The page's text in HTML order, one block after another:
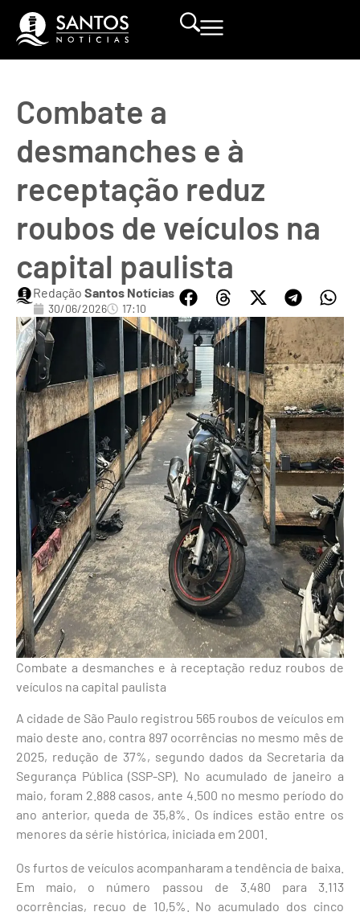
Combate a
desmanches e à
receptação reduz
roubos de veículos na
capital paulista
Redação Santos Notícias
30/06/2026 17:10
Combate a desmanches e à receptação reduz roubos de
veículos na capital paulista
A cidade de São Paulo registrou 565 roubos de veículos em
maio deste ano, contra 897 ocorrências no mesmo mês de
2025, redução de 37%, segundo dados da Secretaria da
Segurança Pública (SSP-SP). No acumulado de janeiro a
maio, foram 2.888 casos, ante 4.500 no mesmo período do
ano anterior, queda de 35,8%. Os índices estão entre os
menores da série histórica, iniciada em 2001.
Os furtos de veículos acompanharam a tendência de baixa.
Em maio, o número passou de 3.480 para 3.113
ocorrências, recuo de 10,5%. No acumulado dos cinco